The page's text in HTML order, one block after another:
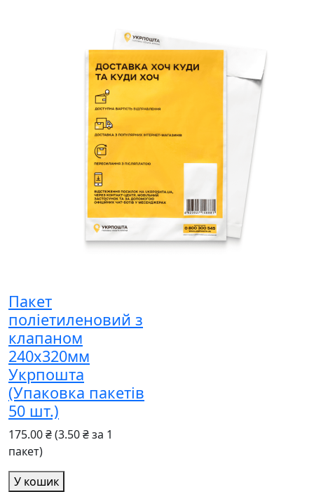
Пакет
поліетиленовий з
клапаном
240x320мм
Укрпошта
(Упаковка пакетів
50 шт.)
175.00 ₴(3.50 ₴ за 1
пакет)
У кошик